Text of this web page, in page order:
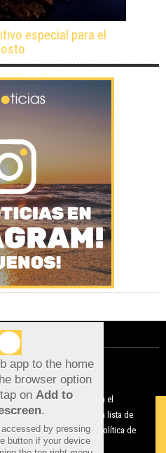
especial para el
PUBLICIDAD
app to the home
browser option
on Add to
.
by pressing
button if your device
Uso de cookies:
nuestras y de terceros para el
digital. Puedes consultar la lista de
Ver nuestra Política de